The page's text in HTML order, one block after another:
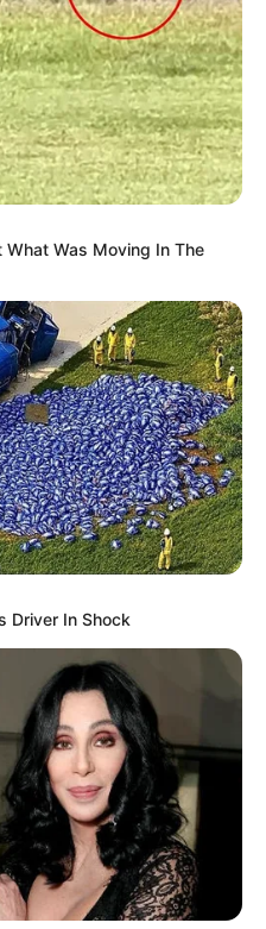
What Was Moving In The
Driver In Shock